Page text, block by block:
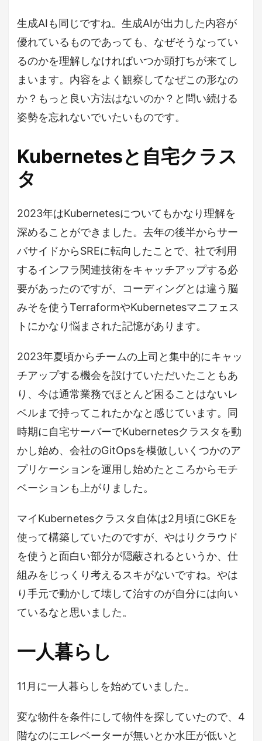
生成AIも同じですね。生成AIが出力した内容が
優れているものであっても、なぜそうなってい
るのかを理解しなければいつか頭打ちが来てし
まいます。内容をよく観察してなぜこの形なの
か？もっと良い方法はないのか？と問い続ける
姿勢を忘れないでいたいものです。
Kubernetesと自宅クラス
タ
2023年はKubernetesについてもかなり理解を
深めることができました。去年の後半からサー
バサイドからSREに転向したことで、社で利用
するインフラ関連技術をキャッチアップする必
要があったのですが、コーディングとは違う脳
みそを使うTerraformやKubernetesマニフェス
トにかなり悩まされた記憶があります。
2023年夏頃からチームの上司と集中的にキャッ
チアップする機会を設けていただいたこともあ
り、今は通常業務でほとんど困ることはないレ
ベルまで持ってこれたかなと感じています。同
時期に自宅サーバーでKubernetesクラスタを動
かし始め、会社のGitOpsを模倣しいくつかのア
プリケーションを運用し始めたところからモチ
ベーションも上がりました。
マイKubernetesクラスタ自体は2月頃にGKEを
使って構築していたのですが、やはりクラウド
を使うと面白い部分が隠蔽されるというか、仕
組みをじっくり考えるスキがないですね。やは
り手元で動かして壊して治すのが自分には向い
ているなと思いました。
一人暮らし
11月に一人暮らしを始めていました。
変な物件を条件にして物件を探していたので、4
階なのにエレベーターが無いとか水圧が低いと